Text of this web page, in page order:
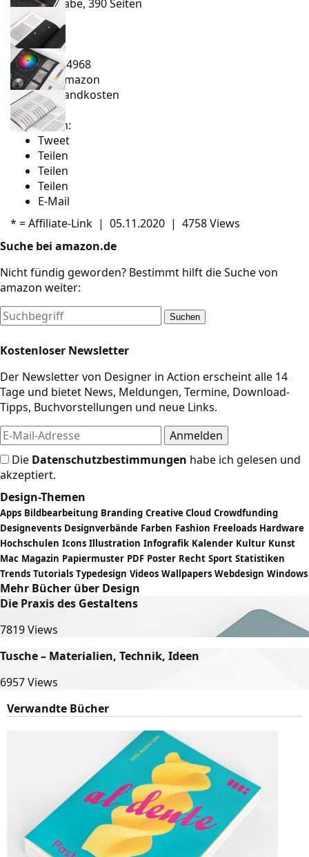
Geb. Ausgabe, 390 Seiten
Verlag:
Rheinwerk
ISBN:
9783836274968
Tipp: Bei Amazon
ohne Versandkosten
bestellen*
Teilen:
Tweet
Teilen
Teilen
Teilen
E-Mail
* =Affiliate-Link | 05.11.2020 | 4758 Views
Suche bei amazon.de
Nicht fündig geworden? Bestimmt hilft die Suche von
amazon weiter:
Suchen
Kostenloser Newsletter
Der Newsletter von Designer in Action erscheint alle 14
Tage und bietet News, Meldungen, Termine, Download-
Tipps, Buchvorstellungen und neue Links.
Die Datenschutzbestimmungen habe ich gelesen und
akzeptiert.
Design-Themen
Apps Bildbearbeitung Branding Creative Cloud Crowdfunding
Designevents Designverbände Farben Fashion Freeloads Hardware
Hochschulen Icons Illustration Infografik Kalender Kultur Kunst
Mac Magazin Papiermuster PDF Poster Recht Sport Statistiken
Trends Tutorials Typedesign Videos Wallpapers Webdesign Windows
Mehr Bücher über Design
Die Praxis des Gestaltens
7819 Views
Tusche – Materialien, Technik, Ideen
6957 Views
Verwandte Bücher